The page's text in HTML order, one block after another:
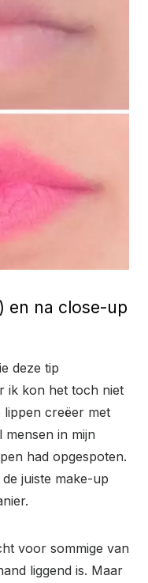
en na close-up
deze tip
ik kon het toch niet
lippen creëer met
mensen in mijn
had opgespoten.
juiste make-up
voor sommige van
liggend is. Maar